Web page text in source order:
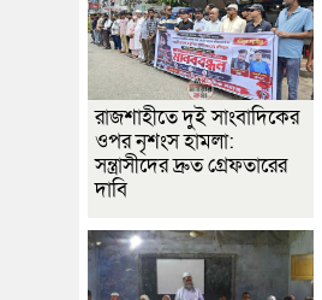
রাজশাহীতে দুই সাংবাদিকের
ওপর নৃশংস হামলা:
সন্ত্রাসীদের দ্রুত গ্রেফতারের
দাবি